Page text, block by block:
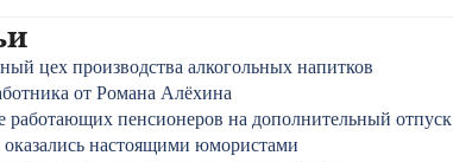
цех производства алкогольных напитков
от Романа Алёхина
работающих пенсионеров на дополнительный отпуск
настоящими юмористами